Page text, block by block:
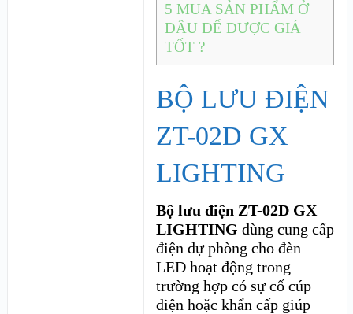
5 MUA SẢN PHẨM Ở
ĐÂU ĐỂ ĐƯỢC GIÁ
TỐT ?
BỘ LƯU ĐIỆN
ZT-02D GX
LIGHTING
Bộ lưu điện ZT-02D GX
LIGHTING dùng cung cấp
điện dự phòng cho đèn
LED hoạt động trong
trường hợp có sự cố cúp
điện hoặc khẩn cấp giúp